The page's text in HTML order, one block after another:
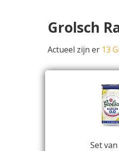
Grolsch
Actueel zijn er 13
Set